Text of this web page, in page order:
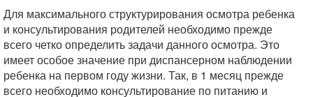
Для максимального структурирования осмотра ребенка
и консультирования родителей необходимо прежде
всего четко определить задачи данного осмотра. Это
имеет особое значение при диспансерном наблюдении
ребенка на первом году жизни. Так, в 1 месяц прежде
всего необходимо консультирование по питанию и